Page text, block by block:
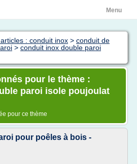
Menu
: conduit inox > conduit de
> conduit inox double paroi
pour le thème :
paroi isole poujoulat
pour ce thème
pour poêles à bois -